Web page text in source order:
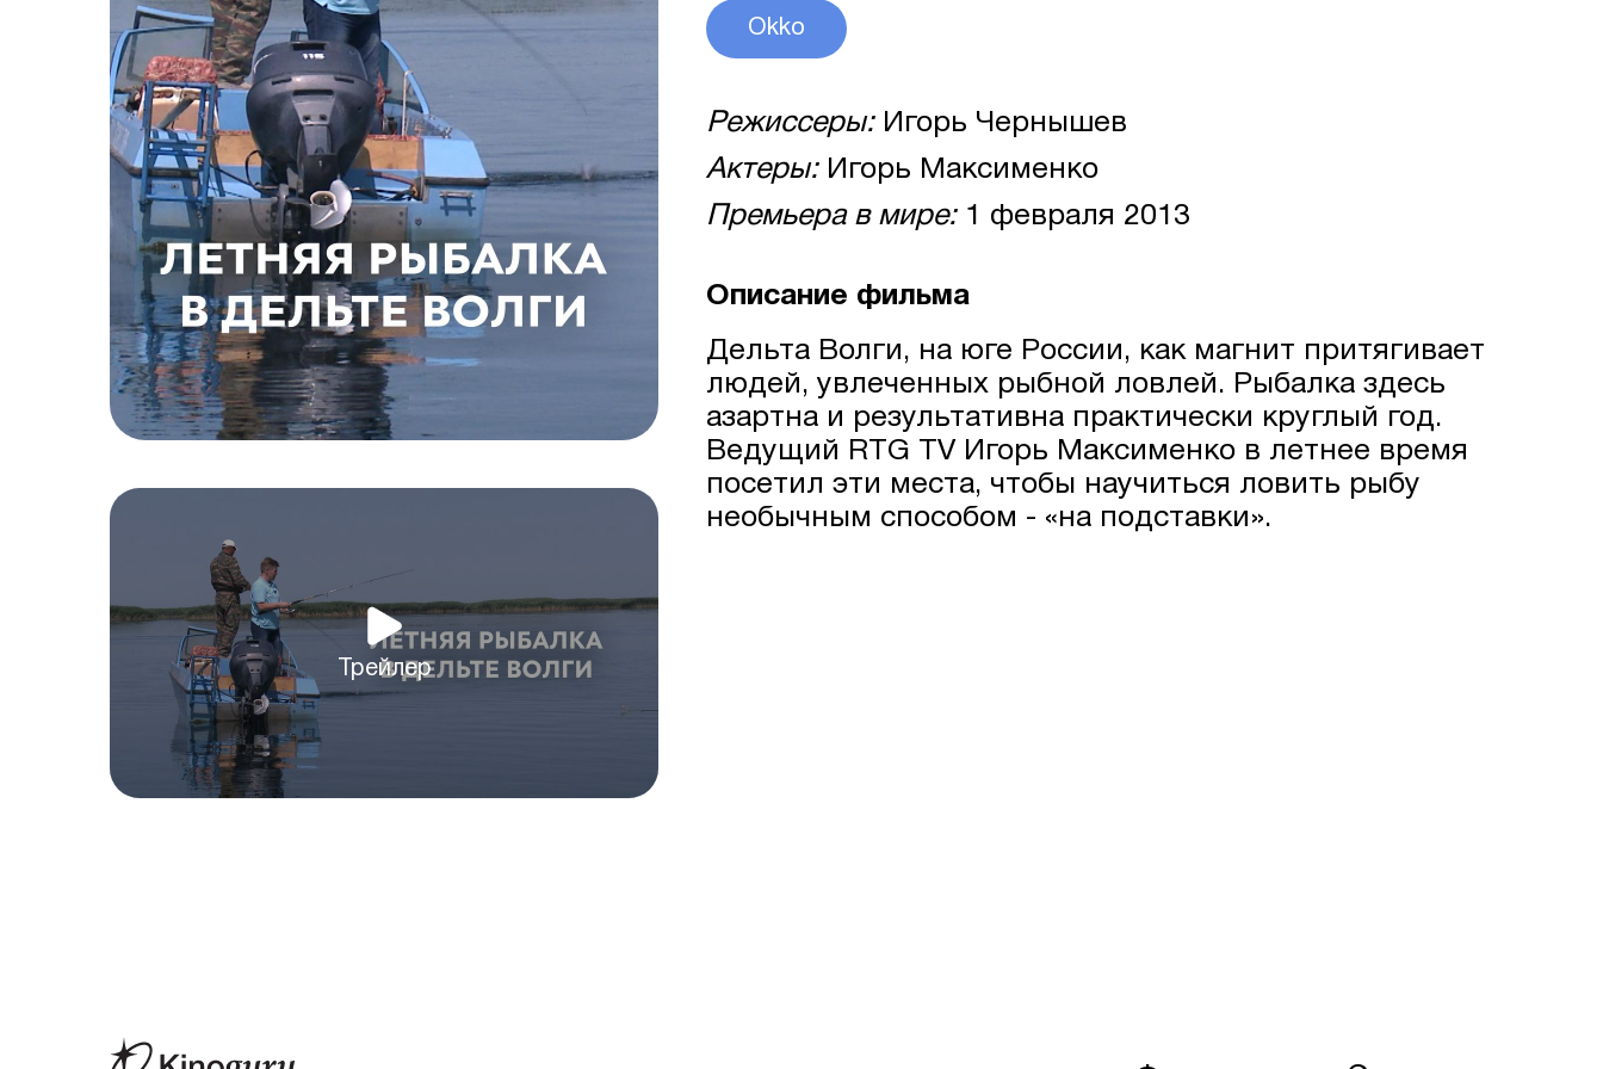
Трейлер
Okko
Режиссеры:Игорь Чернышев
Актеры:Игорь Максименко
Премьера в мире:1 февраля 2013
Описание фильма
Дельта Волги, на юге России, как магнит притягивает
людей, увлеченных рыбной ловлей. Рыбалка здесь
азартна и результативна практически круглый год.
Ведущий RTG TV Игорь Максименко в летнее время
посетил эти места, чтобы научиться ловить рыбу
необычным способом - «на подставки».